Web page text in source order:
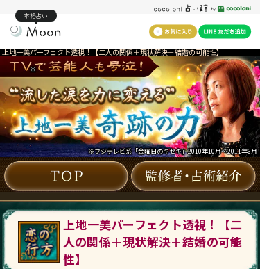
本格占い
上地一美パーフェクト透視！【二人の関係＋現状解決＋結婚の可能性】
※
※フジテレビ系「金曜日のキセキ」2010年10月～2011年6月
上地一美パーフェクト透視！【二
人の関係＋現状解決＋結婚の可能
性】